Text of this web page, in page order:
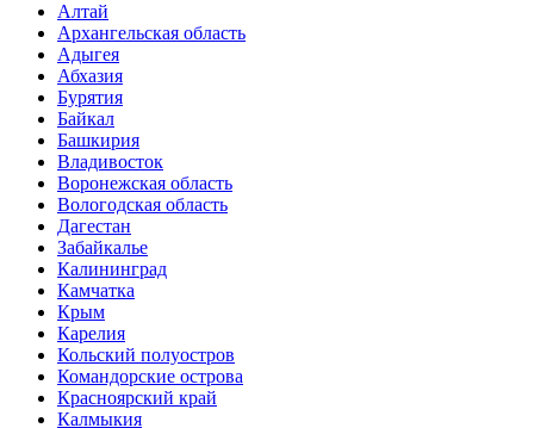
Алтай
Архангельская область
Адыгея
Абхазия
Бурятия
Байкал
Башкирия
Владивосток
Воронежская область
Вологодская область
Дагестан
Забайкалье
Калининград
Камчатка
Крым
Карелия
Кольский полуостров
Командорские острова
Красноярский край
Калмыкия